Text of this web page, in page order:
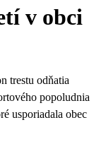
v obci
trestu odňatia
popoludnia
usporiadala obec